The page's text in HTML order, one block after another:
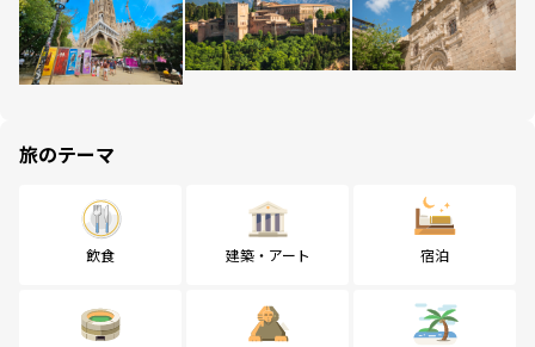
旅のテーマ
飲食 建築・アート 宿泊